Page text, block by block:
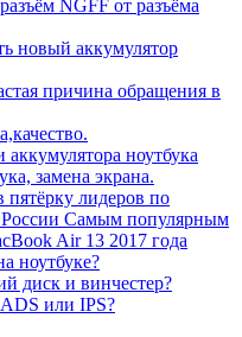
NGFF от разъёма
новый аккумулятор
причина обращения в
ноутбука
замена экрана.
лидеров по
России Самым популярным
Air 13 2017 года
ноутбуке?
диск и винчестер?
или IPS?